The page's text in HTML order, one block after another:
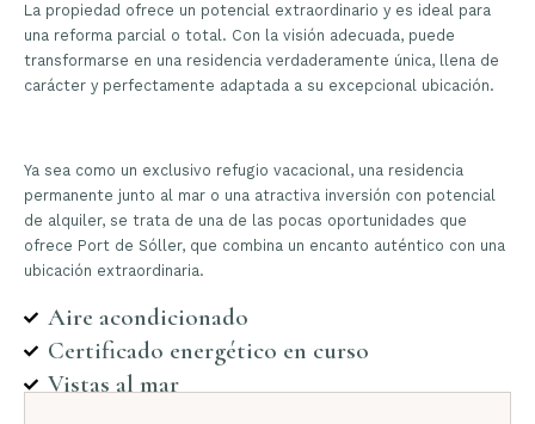
La propiedad ofrece un potencial extraordinario y es ideal para
una reforma parcial o total. Con la visión adecuada, puede
transformarse en una residencia verdaderamente única, llena de
carácter y perfectamente adaptada a su excepcional ubicación.
Ya sea como un exclusivo refugio vacacional, una residencia
permanente junto al mar o una atractiva inversión con potencial
de alquiler, se trata de una de las pocas oportunidades que
ofrece Port de Sóller, que combina un encanto auténtico con una
ubicación extraordinaria.
Aire acondicionado
Certificado energético en curso
Vistas al mar